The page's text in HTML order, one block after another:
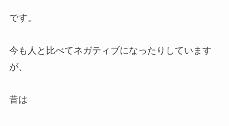
です。
今も人と比べてネガティブになったりしています
が、
昔は